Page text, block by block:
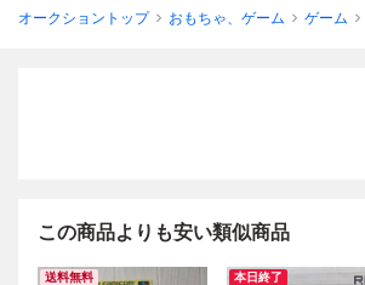
オークショントップ おもちゃ、ゲーム ゲーム
この商品よりも安い類似商品
送料無料 本日終了